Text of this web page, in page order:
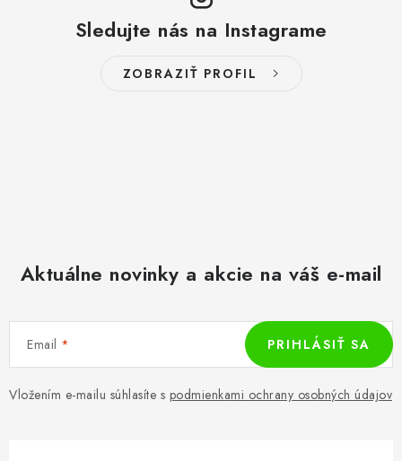
Sledujte nás na Instagrame
ZOBRAZIŤ PROFIL
Aktuálne novinky a akcie na váš e-mail
Email
Vložením e-mailu súhlasíte s podmienkami ochrany osobných údajov
PRIHLÁSIŤ SA